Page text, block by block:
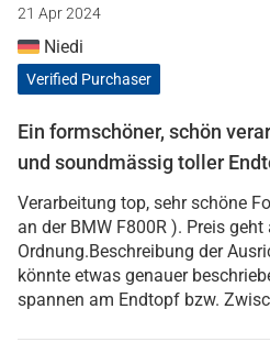
21 Apr 2024
Niedi
Verified Purchaser
Ein formschöner, schön
und soundmässig toller
Verarbeitung top, sehr schöne
an der BMW F800R ). Preis
Ordnung.Beschreibung der
könnte etwas genauer
spannen am Endtopf bzw.